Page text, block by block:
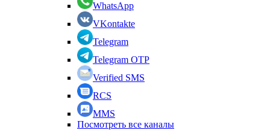
WhatsApp
VKontakte
Telegram
Telegram OTP
Verified SMS
RCS
MMS
Посмотреть все каналы